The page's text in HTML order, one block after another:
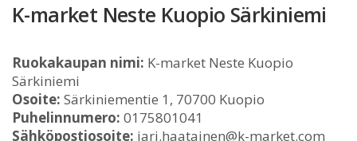
K-market Neste Kuopio Särkiniemi
Ruokakaupan nimi: K-market Neste Kuopio
Särkiniemi
Osoite: Särkiniementie 1, 70700 Kuopio
Puhelinnumero: 0175801041
Sähköpostiosoite: jari.haatainen@k-market.com